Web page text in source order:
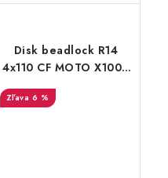
Disk beadlock R14
4x110 CF MOTO X1000
6 %